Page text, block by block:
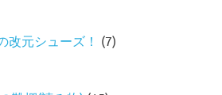
改元シューズ！ (7)